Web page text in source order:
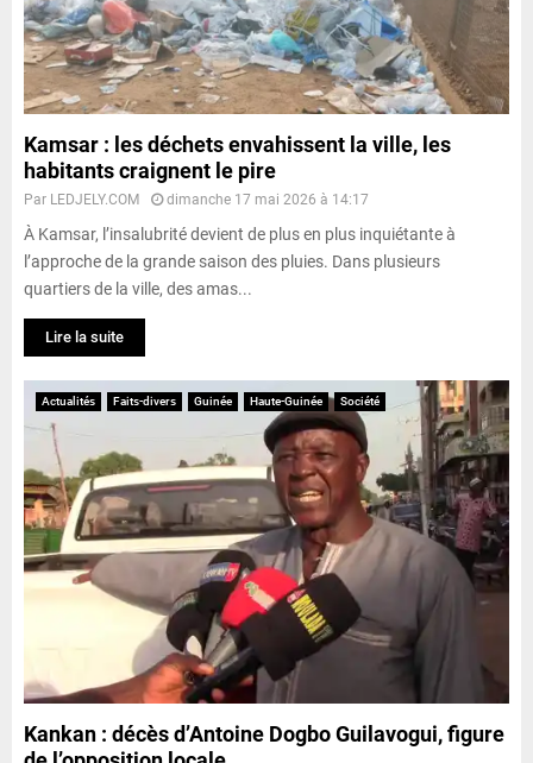
Kamsar : les déchets envahissent la ville, les
habitants craignent le pire
Par LEDJELY.COM dimanche 17 mai 2026 à 14:17
À Kamsar, l’insalubrité devient de plus en plus inquiétante à
l’approche de la grande saison des pluies. Dans plusieurs
quartiers de la ville, des amas...
Lire la suite
Actualités Faits-divers Guinée Haute-Guinée Société
Kankan : décès d’Antoine Dogbo Guilavogui, figure